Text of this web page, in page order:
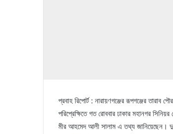
প্রবাহ রিপোর্ট : নারায়ণগঞ্জের রূপগঞ্জের
পরিপ্রেক্ষিতে গত রোববার ঢাকার মহানগর
মীর আহমেদ আলী সালাম এ তথ্য জানিয়েছেন।